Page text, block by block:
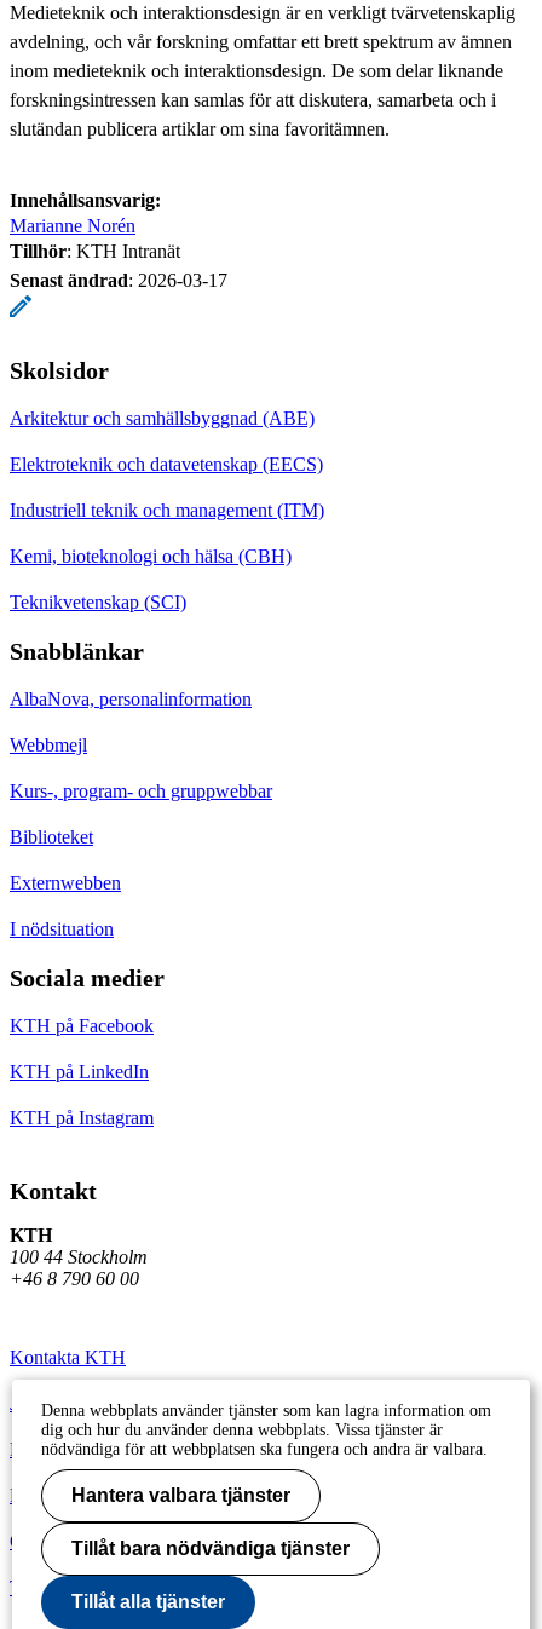
Medieteknik och interaktionsdesign är en verkligt tvärvetenskaplig
avdelning, och vår forskning omfattar ett brett spektrum av ämnen
inom medieteknik och interaktionsdesign. De som delar liknande
forskningsintressen kan samlas för att diskutera, samarbeta och i
slutändan publicera artiklar om sina favoritämnen.
Innehållsansvarig:
Marianne Norén
Tillhör: KTH Intranät
Senast ändrad: 2026-03-17
Skolsidor
Arkitektur och samhällsbyggnad (ABE)
Elektroteknik och datavetenskap (EECS)
Industriell teknik och management (ITM)
Kemi, bioteknologi och hälsa (CBH)
Teknikvetenskap (SCI)
Snabblänkar
AlbaNova, personalinformation
Webbmejl
Kurs-, program- och gruppwebbar
Biblioteket
Externwebben
I nödsituation
Sociala medier
KTH på Facebook
KTH på LinkedIn
KTH på Instagram
Kontakt
KTH
100 44 Stockholm
+46 8 790 60 00
Kontakta KTH
Jobba på KTH
Press och media
Faktura och betalning KTH
Om KTH:s webbplatser
Tillgänglighetsredogörelse
Denna webbplats använder tjänster som kan lagra information om
dig och hur du använder denna webbplats. Vissa tjänster är
nödvändiga för att webbplatsen ska fungera och andra är valbara.
Hantera valbara tjänster
Tillåt bara nödvändiga tjänster
Tillåt alla tjänster